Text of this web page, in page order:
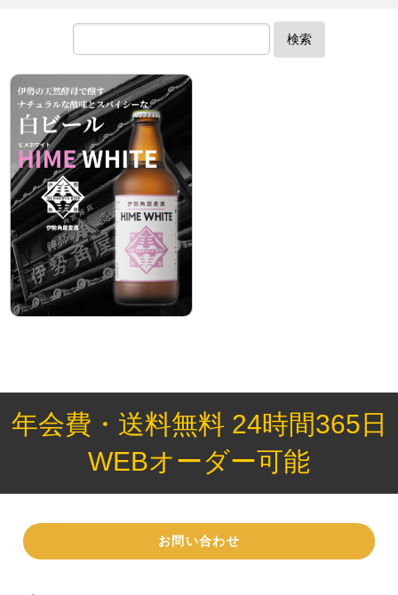
検索
年会費・送料無料 24時間365日
WEBオーダー可能
お問い合わせ